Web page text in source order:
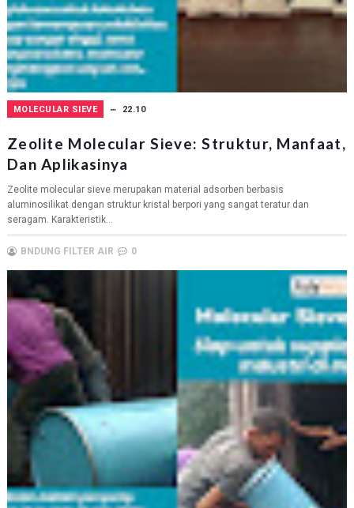
MOLECULAR SIEVE 22.10
Zeolite Molecular Sieve: Struktur, Manfaat,
Dan Aplikasinya
Zeolite molecular sieve merupakan material adsorben berbasis
aluminosilikat dengan struktur kristal berpori yang sangat teratur dan
seragam. Karakteristik...
BNDUNG FILTER AIR 0